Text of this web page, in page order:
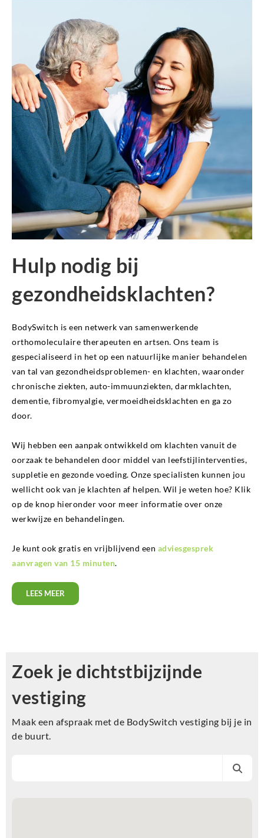
Hulp nodig bij
gezondheidsklachten?
BodySwitch is een netwerk van samenwerkende
orthomoleculaire therapeuten en artsen. Ons team is
gespecialiseerd in het op een natuurlijke manier behandelen
van tal van gezondheidsproblemen- en klachten, waaronder
chronische ziekten, auto-immuunziekten, darmklachten,
dementie, fibromyalgie, vermoeidheidsklachten en ga zo
door.
Wij hebben een aanpak ontwikkeld om klachten vanuit de
oorzaak te behandelen door middel van leefstijlinterventies,
suppletie en gezonde voeding. Onze specialisten kunnen jou
wellicht ook van je klachten af helpen. Wil je weten hoe? Klik
op de knop hieronder voor meer informatie over onze
werkwijze en behandelingen.
Je kunt ook gratis en vrijblijvend een adviesgesprek
aanvragen van 15 minuten.
LEES MEER
Zoek je dichtstbijzijnde
vestiging
Maak een afspraak met de BodySwitch vestiging bij je in
de buurt.